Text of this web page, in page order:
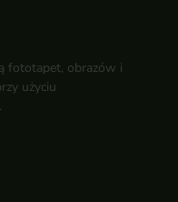
fototapet, obrazów i
użyciu